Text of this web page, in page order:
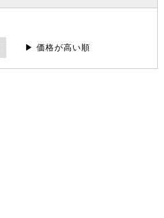
▶ 価格が高い順